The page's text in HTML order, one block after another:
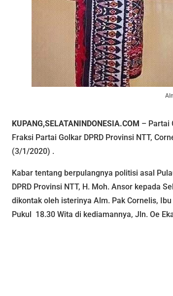
KUPANG,SELATANINDONESIA.COM – Partai
Fraksi Partai Golkar DPRD Provinsi NTT,
(3/1/2020) .
Kabar tentang berpulangnya politisi asal
DPRD Provinsi NTT, H. Moh. Ansor kepada
dikontak oleh isterinya Alm. Pak Cornelis,
Pukul 18.30 Wita di kediamannya, Jln. Oe